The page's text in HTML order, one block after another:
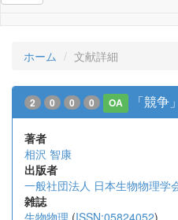
ホーム 文献詳細
2 0 0 0 OA 「競
著者
相沢 智康
出版者
一般社団法人 日本生物物理学
雑誌
生物物理 (ISSN:05824052)